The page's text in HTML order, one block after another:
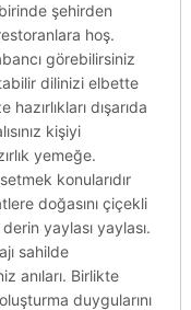
şehirden
hoş.
görebilirsiniz
dilinizi elbette
dışarıda
kişiyi
yemeğe.
konularıdır
doğasını çiçekli
derin yaylası yaylası.
sahilde
anıları. Birlikte
duygularını